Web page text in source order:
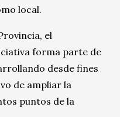
local.
el
forma parte de
desde fines
de ampliar la
puntos de la